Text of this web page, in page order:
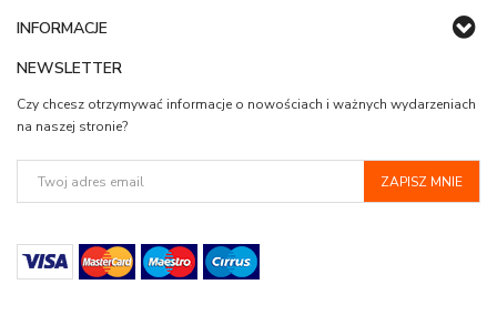
INFORMACJE
NEWSLETTER
Czy chcesz otrzymywać informacje o nowościach i ważnych wydarzeniach
na naszej stronie?